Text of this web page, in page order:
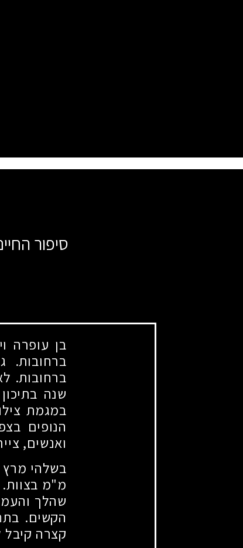
סיפור
בן עופרה
ברחובות.
ברחובות.
שנה
במגמת
הנופים
ואנשים,
בשלהי מרץ
מ"מ בצוות.
שהלך
הקשים.
קצרה קיבל